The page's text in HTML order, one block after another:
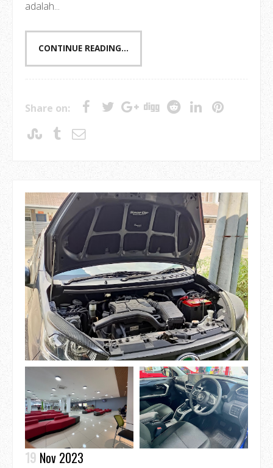
adalah...
CONTINUE READING...
Share on:
19 Nov 2023